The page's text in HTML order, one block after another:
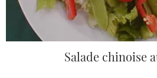
Salade chinoise